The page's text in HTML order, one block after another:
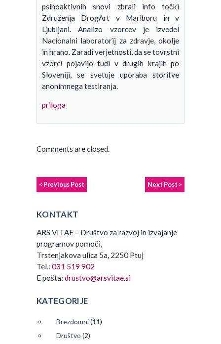
psihoaktivnih snovi zbrali info točki
Združenja DrogArt v Mariboru in v
Ljubljani. Analizo vzorcev je izvedel
Nacionalni laboratorij za zdravje, okolje
in hrano. Zaradi verjetnosti, da se tovrstni
vzorci pojavijo tudi v drugih krajih po
Sloveniji, se svetuje uporaba storitve
anonimnega testiranja.
priloga
Comments are closed.
< Previous Post Next Post >
KONTAKT
ARS VITAE – Društvo za razvoj in izvajanje
programov pomoči,
Trstenjakova ulica 5a, 2250 Ptuj
Tel.: 031 519 902
E pošta: drustvo@arsvitae.si
KATEGORIJE
Brezdomni(11)
Društvo (2)